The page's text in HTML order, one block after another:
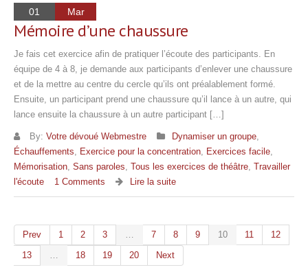
01 Mar
Mémoire d’une chaussure
Je fais cet exercice afin de pratiquer l’écoute des participants. En
équipe de 4 à 8, je demande aux participants d’enlever une chaussure
et de la mettre au centre du cercle qu’ils ont préalablement formé.
Ensuite, un participant prend une chaussure qu’il lance à un autre, qui
lance ensuite la chaussure à un autre participant […]
By: Votre dévoué Webmestre Dynamiser un groupe,
Échauffements, Exercice pour la concentration, Exercices facile,
Mémorisation, Sans paroles, Tous les exercices de théâtre, Travailler
l'écoute
1 Comments Lire la suite
Prev 1 2 3 … 7 8 9 10 11
12
13
… 18 19 20 Next